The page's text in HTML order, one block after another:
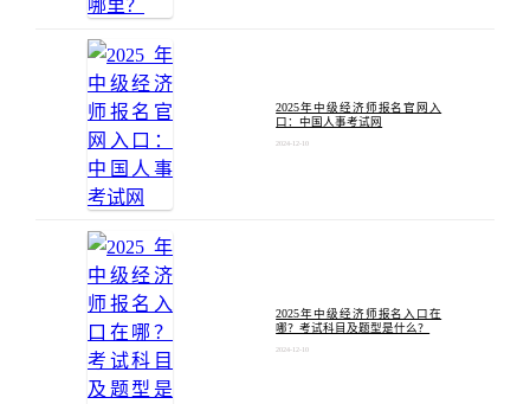
2025年中级经济师报名官网入
口：中国人事考试网
2024-12-10
2025年中级经济师报名入口在
哪？考试科目及题型是什么？
2024-12-10